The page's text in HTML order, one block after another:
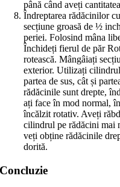
până când aveți
Îndreptarea rădăcinilor
secțiune groasă de ½
periei. Folosind mâna
Închideți fierul de păr
rotească. Mângâiați
exterior. Utilizați
partea de sus, cât și
rădăcinile sunt drepte,
ați face în mod normal,
încălzit rotativ. Aveți
cilindrul pe rădăcini mai
veți obține rădăcinile
dorită.
Concluzie